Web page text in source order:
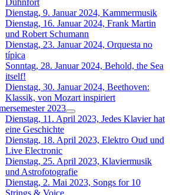
Dienstag, 9. Januar 2024, Kammermusik
Dienstag, 16. Januar 2024, Frank Martin
und Robert Schumann
Dienstag, 23. Januar 2024, Orquesta no
típica
Sonntag, 28. Januar 2024, Behold, the Sea
itself!
Dienstag, 30. Januar 2024, Beethoven:
Klassik, von Mozart inspiriert
2023
Dienstag, 11. April 2023, Jedes Klavier hat
eine Geschichte
Dienstag, 18. April 2023, Elektro Oud und
Live Electronic
Dienstag, 25. April 2023, Klaviermusik
und Astrofotografie
Dienstag, 2. Mai 2023, Songs for 10
Strings & Voice